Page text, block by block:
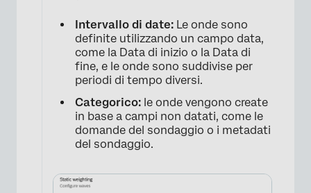
Intervallo di date: Le onde sono
definite utilizzando un campo data,
come la Data di inizio o la Data di
fine, e le onde sono suddivise per
periodi di tempo diversi.
Categorico: le onde vengono create
in base a campi non datati, come le
domande del sondaggio o i metadati
del sondaggio.